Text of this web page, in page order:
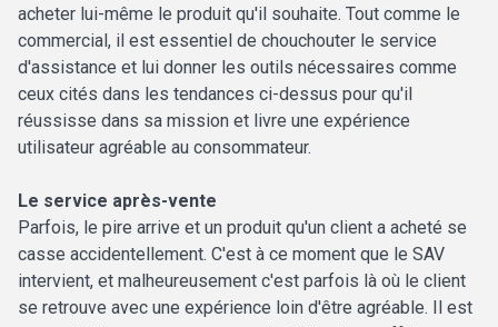
acheter lui-même le produit qu'il souhaite. Tout comme le
commercial, il est essentiel de chouchouter le service
d'assistance et lui donner les outils nécessaires comme
ceux cités dans les tendances ci-dessus pour qu'il
réussisse dans sa mission et livre une expérience
utilisateur agréable au consommateur.
Le service après-vente
Parfois, le pire arrive et un produit qu'un client a acheté se
casse accidentellement. C'est à ce moment que le SAV
intervient, et malheureusement c'est parfois là où le client
se retrouve avec une expérience loin d'être agréable. Il est